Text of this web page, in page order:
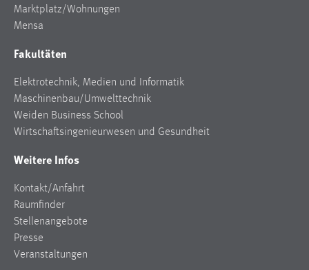
Marktplatz/Wohnungen
Mensa
Fakultäten
Elektrotechnik, Medien und Informatik
Maschinenbau/Umwelttechnik
Weiden Business School
Wirtschaftsingenieurwesen und Gesundheit
Weitere Infos
Kontakt/Anfahrt
Raumfinder
Stellenangebote
Presse
Veranstaltungen